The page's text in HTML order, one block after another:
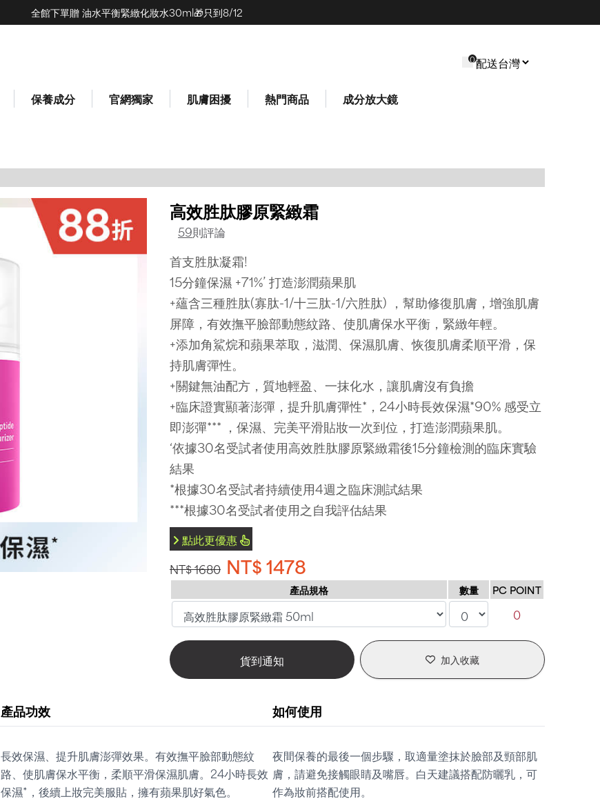
全館下單贈 油水平衡緊緻化妝水30ml🎁只到8/12
0
保養成分 官網獨家 肌膚困擾 熱門商品 成分放大鏡
高效胜肽膠原緊緻霜
59則評論
首支胜肽凝霜!
15分鐘保濕 +71%’ 打造澎潤蘋果肌
+蘊含三種胜肽(寡肽-1/十三肽-1/六胜肽) ，幫助修復肌膚，增強肌膚
屏障，有效撫平臉部動態紋路、使肌膚保水平衡，緊緻年輕。
+添加角鯊烷和蘋果萃取，滋潤、保濕肌膚、恢復肌膚柔順平滑，保
持肌膚彈性。
+關鍵無油配方，質地輕盈、一抹化水，讓肌膚沒有負擔
+臨床證實顯著澎彈，提升肌膚彈性*，24小時長效保濕*90% 感受立
即澎彈*** ，保濕、完美平滑貼妝一次到位，打造澎潤蘋果肌。
‘依據30名受試者使用高效胜肽膠原緊緻霜後15分鐘檢測的臨床實驗
結果
*根據30名受試者持續使用4週之臨床測試結果
***根據30名受試者使用之自我評估結果
點此更優惠
NT$ 1680 NT$ 1478
產品規格 數量 PC POINT
0
貨到通知 加入收藏
產品功效
長效保濕、提升肌膚澎彈效果。有效撫平臉部動態紋
路、使肌膚保水平衡，柔順平滑保濕肌膚。24小時長效
保濕*，後續上妝完美服貼，擁有蘋果肌好氣色。
如何使用
夜間保養的最後一個步驟，取適量塗抹於臉部及頸部肌
膚，請避免接觸眼睛及嘴唇。白天建議搭配防曬乳，可
作為妝前搭配使用。